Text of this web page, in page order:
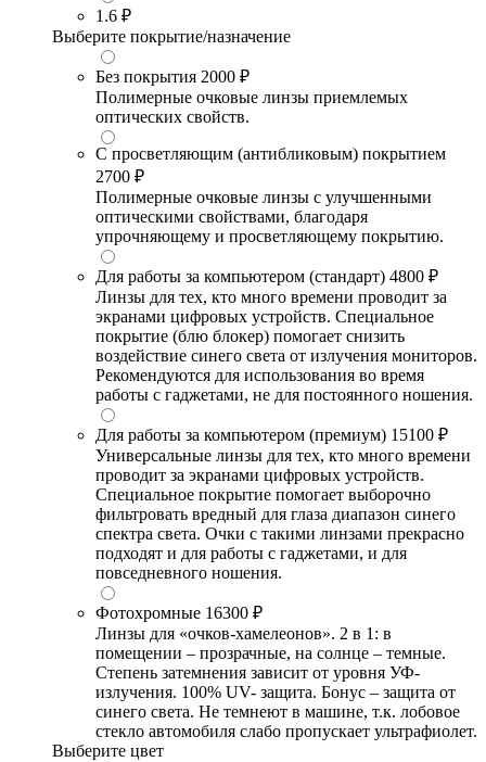
1.6 ₽
Выберите покрытие/назначение
Без покрытия 2000 ₽
Полимерные очковые линзы приемлемых
оптических свойств.
С просветляющим (антибликовым) покрытием
2700 ₽
Полимерные очковые линзы с улучшенными
оптическими свойствами, благодаря
упрочняющему и просветляющему покрытию.
Для работы за компьютером (стандарт) 4800 ₽
Линзы для тех, кто много времени проводит за
экранами цифровых устройств. Специальное
покрытие (блю блокер) помогает снизить
воздействие синего света от излучения мониторов.
Рекомендуются для использования во время
работы с гаджетами, не для постоянного ношения.
Для работы за компьютером (премиум) 15100 ₽
Универсальные линзы для тех, кто много времени
проводит за экранами цифровых устройств.
Специальное покрытие помогает выборочно
фильтровать вредный для глаза диапазон синего
спектра света. Очки с такими линзами прекрасно
подходят и для работы с гаджетами, и для
повседневного ношения.
Фотохромные 16300 ₽
Линзы для «очков-хамелеонов». 2 в 1: в
помещении – прозрачные, на солнце – темные.
Степень затемнения зависит от уровня УФ-
излучения. 100% UV- защита. Бонус – защита от
синего света. Не темнеют в машине, т.к. лобовое
стекло автомобиля слабо пропускает ультрафиолет.
Выберите цвет